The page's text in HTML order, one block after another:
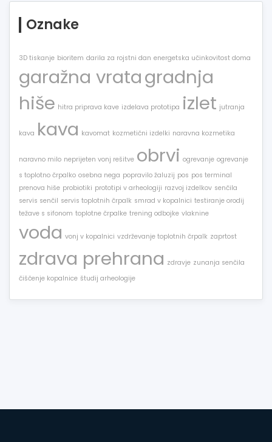
Oznake
3D tiskanje bioritem darila za rojstni dan energetska učinkovitost doma
garažna vratagradnja
hiše hitra priprava kave izdelava prototipa izlet jutranja
kava kava kavomat kozmetični izdelki naravna kozmetika
naravno milo neprijeten vonj rešitve obrvi ogrevanje ogrevanje
s toplotno črpalko osebna nega popravilo žaluzij pos pos terminal
prenova hiše probiotiki prototipi v arheologiji razvoj izdelkov senčila
servis senčil servis toplotnih črpalk smrad v kopalnici testiranje orodij
težave s sifonom toplotne črpalke trening odbojke vlaknine
voda vonj v kopalnici vzdrževanje toplotnih črpalk zaprtost
zdrava prehrana zdravje zunanja senčila
čiščenje kopalnice študij arheologije